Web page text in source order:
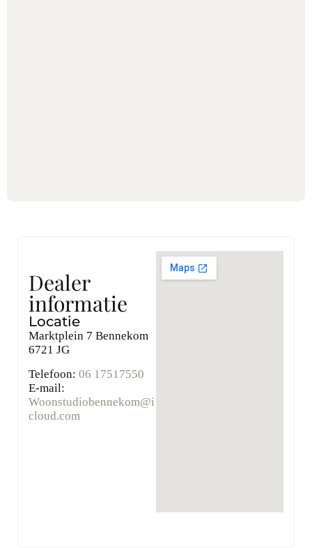
Dealer
informatie
Locatie
Marktplein 7 Bennekom
6721 JG
Telefoon: 06 17517550
E-mail:
Woonstudiobennekom@i
cloud.com